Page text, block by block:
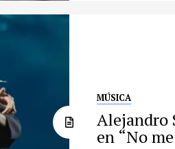
MÚSICA
Alejandro
en “No